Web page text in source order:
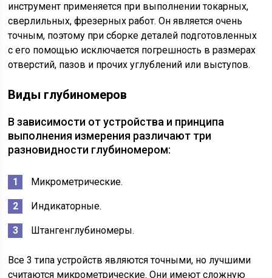
инструмент применяется при выполнении токарных,
сверлильных, фрезерных работ. Он является очень
точным, поэтому при сборке деталей подготовленных
с его помощью исключается погрешность в размерах
отверстий, пазов и прочих углублений или выступов.
Виды глубиномеров
В зависимости от устройства и принципа
выполнения измерения различают три
разновидности глубиномером:
Микрометрические.
Индикаторные.
Штангенглубиномеры.
Все 3 типа устройств являются точными, но лучшими
считаются микрометрические. Они имеют сложную